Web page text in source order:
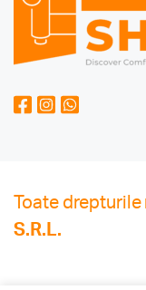
Toate
S.R.L.